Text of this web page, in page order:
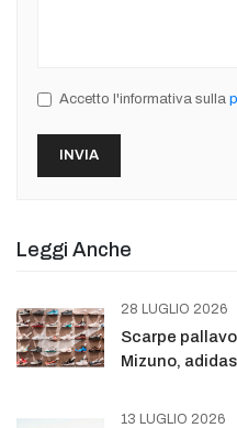
Accetto l'informativa sulla
Leggi Anche
28 LUGLIO 2026
Scarpe
Mizuno,
13 LUGLIO 2026